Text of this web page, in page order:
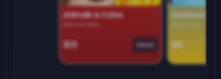
Animals & Coins
$13 Game
Domino
$9